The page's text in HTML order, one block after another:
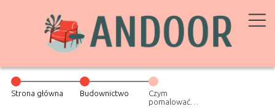
Strona główna Budownictwo
Czym
pomalować